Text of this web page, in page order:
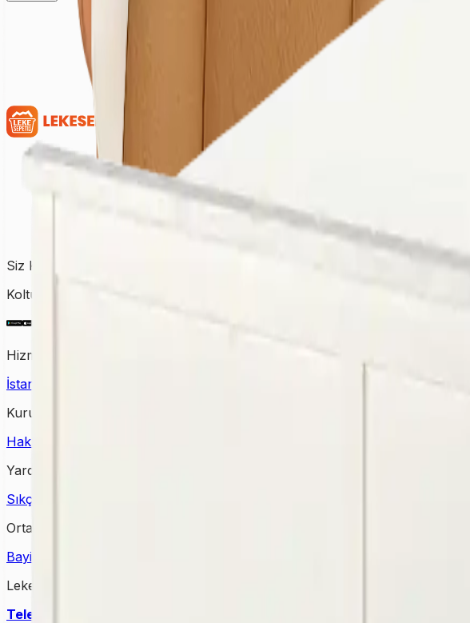
Siz Kirletin, Biz Temizleyelim!
Koltuktan halıya, perdeden yatağa kadar tüm temizlik ihtiyaçlarınızda
Hizmet Verdiğimiz Bölgeler
İstanbul Halı Yıkama
Çorum Halı
Kurumsal
Hakkımızda
Yardım & Destek
Sıkça Sorulan Sorular
Ortağımız Olun
Bayimiz Olun
Lekesepeti Temizlik Hizmetleri
Telefon
: Demirtaş